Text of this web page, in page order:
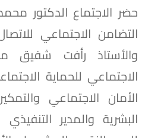
حضر الاجتماع الدكتور
التضامن الاجتماعي
والأستاذ رأفت شفيق
الاجتماعي للحماية
الأمان الاجتماعي
البشرية والمدير